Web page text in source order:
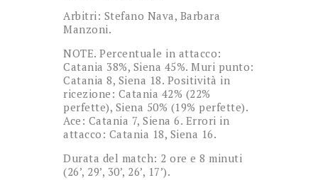
Arbitri: Stefano Nava, Barbara
Manzoni.
NOTE. Percentuale in attacco:
Catania 38%, Siena 45%. Muri punto:
Catania 8, Siena 18. Positività in
ricezione: Catania 42% (22%
perfette), Siena 50% (19% perfette).
Ace: Catania 7, Siena 6. Errori in
attacco: Catania 18, Siena 16.
Durata del match: 2 ore e 8 minuti
(26’, 29’, 30’, 26’, 17’).